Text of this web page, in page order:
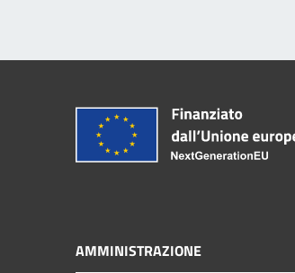
AMMINISTRAZIONE